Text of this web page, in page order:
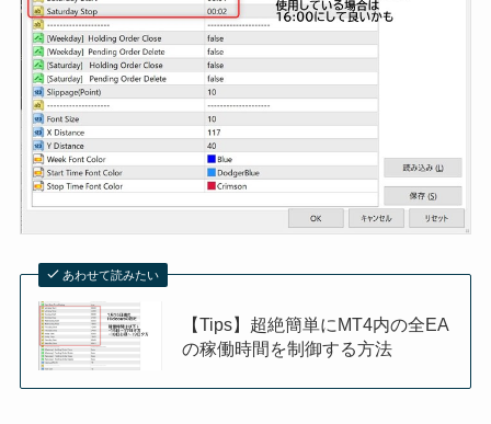
あわせて読みたい
【Tips】超絶簡単にMT4内の全EA
の稼働時間を制御する方法